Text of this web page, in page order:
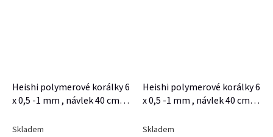
Heishi polymerové korálky 6
x 0,5 -1 mm , návlek 40 cm,
Skladem
Heishi polymerové korálky 6
x 0,5 -1 mm , návlek 40 cm,
Skladem